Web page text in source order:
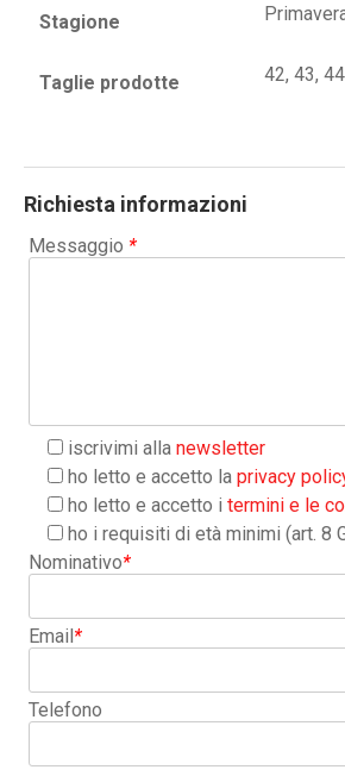
Stagione
Taglie prodotte 42, 43, 44
Richiesta informazioni
Messaggio *
iscrivimi allanewsletter
ho letto e accetto laprivacy
ho letto e accetto itermini e le
ho i requisiti di età minimi (art. 8
Nominativo*
Email*
Telefono